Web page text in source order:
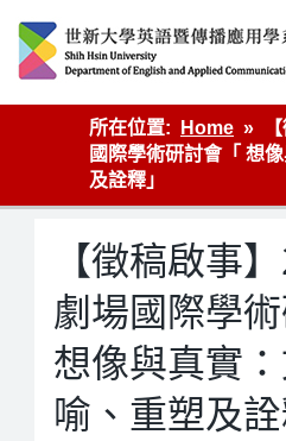
content
英語傳播
所在位置:
Home
國際學術研討會「 想
及詮釋」
【徵稿啟事
劇場國際學
想像與真實
喻、重塑及詮